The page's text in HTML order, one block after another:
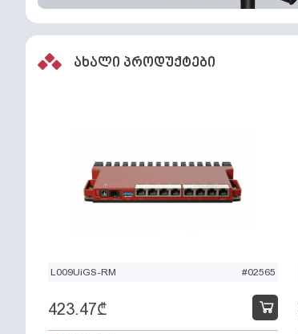
ახალი პროდუქტები
L009UiGS-RM #02565
423.47₾